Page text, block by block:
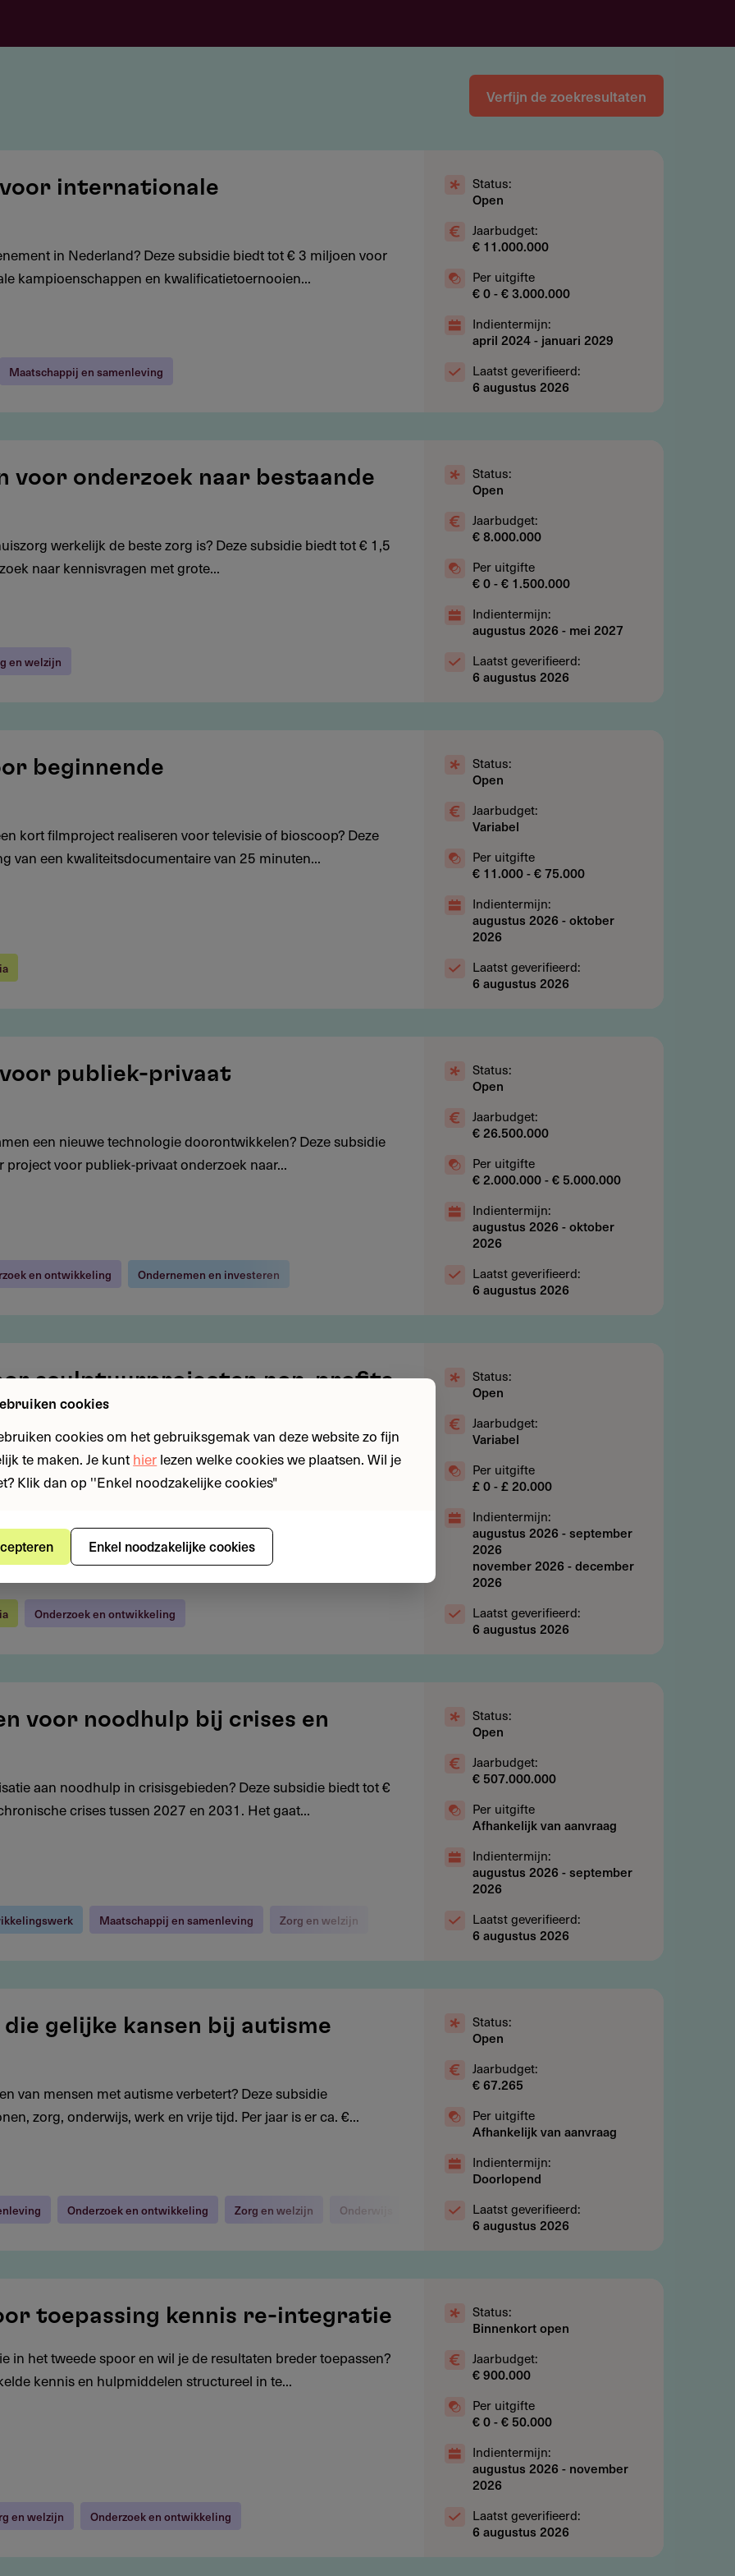
Verfijn de zoekresultaten
internationale
in Nederland? Deze subsidie biedt tot € 3 miljoen voor
kampioenschappen en kwalificatietoernooien...
Maatschappij en samenleving
Status:
Open
Jaarbudget:
€ 11.000.000
Per uitgifte
€ 0 - € 3.000.000
Indientermijn:
april 2024- januari 2029
Laatst geverifieerd:
6 augustus 2026
voor onderzoek naar bestaande
werkelijk de beste zorg is? Deze subsidie biedt tot € 1,5
naar kennisvragen met grote...
en welzijn
Status:
Open
Jaarbudget:
€ 8.000.000
Per uitgifte
€ 0 - € 1.500.000
Indientermijn:
augustus 2026 - mei 2027
Laatst geverifieerd:
6 augustus 2026
beginnende
kort filmproject realiseren voor televisie of bioscoop? Deze
van een kwaliteitsdocumentaire van 25 minuten...
Status:
Open
Jaarbudget:
Variabel
Per uitgifte
€ 11.000 - € 75.000
Indientermijn:
augustus 2026 -oktober
2026
Laatst geverifieerd:
6 augustus 2026
publiek-privaat
een nieuwe technologie doorontwikkelen? Deze subsidie
voor publiek-privaat onderzoek naar...
en ontwikkeling Ondernemen en investeren
Status:
Open
Jaarbudget:
€ 26.500.000
Per uitgifte
€ 2.000.000 - € 5.000.000
Indientermijn:
augustus 2026 -oktober
2026
Laatst geverifieerd:
6 augustus 2026
sculptuurprojecten non-profits
realiseren, van tentoonstelling of aankoop tot publicatie
subsidie biedt tot £ 20.000 voor...
Onderzoek en ontwikkeling
Status:
Open
Jaarbudget:
Variabel
Per uitgifte
£ 0 - £ 20.000
Indientermijn:
augustus 2026 -september
2026
november 2026 -december
2026
Laatst geverifieerd:
6 augustus 2026
voor noodhulp bij crises en
aan noodhulp in crisisgebieden? Deze subsidie biedt tot €
crises tussen 2027 en 2031. Het gaat...
Maatschappij en samenleving Zorg en welzijn
Status:
Open
Jaarbudget:
€ 507.000.000
Per uitgifte
Afhankelijk van aanvraag
Indientermijn:
augustus 2026 -september
2026
Laatst geverifieerd:
6 augustus 2026
gelijke kansen bij autisme
van mensen met autisme verbetert? Deze subsidie
zorg, onderwijs, werk en vrije tijd. Per jaar is er ca. €...
Onderzoek en ontwikkeling Zorg en welzijn Onderwijs Arbeid en werkgelegenheid
Status:
Open
Jaarbudget:
€ 67.265
Per uitgifte
Afhankelijk van aanvraag
Indientermijn:
Doorlopend
Laatst geverifieerd:
6 augustus 2026
toepassing kennis re-integratie
in het tweede spoor en wil je de resultaten breder toepassen?
kennis en hulpmiddelen structureel in te...
en welzijn Onderzoek en ontwikkeling
Status:
Binnenkort open
Jaarbudget:
€ 900.000
Per uitgifte
€ 0 - € 50.000
Indientermijn:
augustus 2026 - november
2026
Laatst geverifieerd:
6 augustus 2026
cookies
cookies om het gebruiksgemak van deze website zo fijn
te maken. Je kunthierlezen welke cookies we plaatsen. Wil je
Klik dan op ''Enkel noodzakelijke cookies"
Enkel noodzakelijke cookies